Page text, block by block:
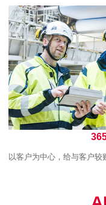
以客户为中心，给与客户较